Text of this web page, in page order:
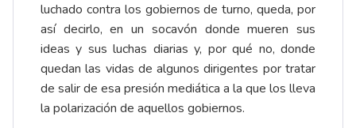
luchado contra los gobiernos de turno, queda, por
así decirlo, en un socavón donde mueren sus
ideas y sus luchas diarias y, por qué no, donde
quedan las vidas de algunos dirigentes por tratar
de salir de esa presión mediática a la que los lleva
la polarización de aquellos gobiernos.